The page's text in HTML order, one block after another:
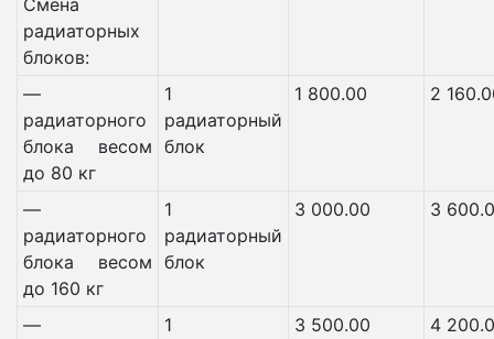
радиаторных
блоков:
—
радиаторного
блока весом
до 80 кг
1
радиаторный
блок
1 800.00 2
—
радиаторного
блока весом
до 160 кг
1
радиаторный
блок
3 000.00 3
—
1
3 500.00 4